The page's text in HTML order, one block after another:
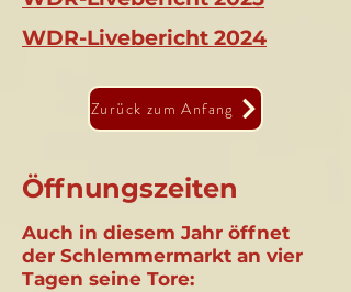
WDR-Livebericht 2024
Zurück zum Anfang
Öffnungszeiten
Auch in diesem Jahr öffnet
der Schlemmermarkt an vier
Tagen seine Tore: